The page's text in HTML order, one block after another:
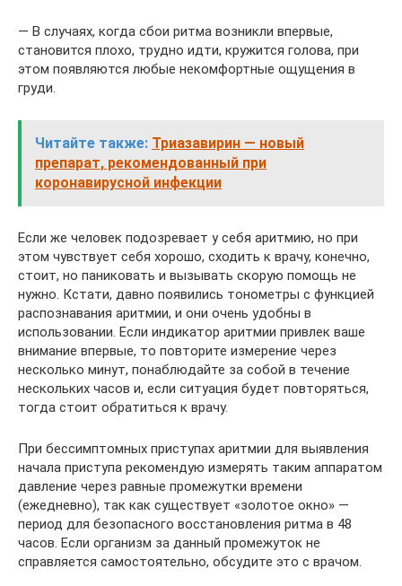
— В случаях, когда сбои ритма возникли впервые,
становится плохо, трудно идти, кружится голова, при
этом появляются любые некомфортные ощущения в
груди.
Читайте также: Триазавирин — новый
препарат, рекомендованный при
коронавирусной инфекции
Если же человек подозревает у себя аритмию, но при
этом чувствует себя хорошо, сходить к врачу, конечно,
стоит, но паниковать и вызывать скорую помощь не
нужно. Кстати, давно появились тонометры с функцией
распознавания аритмии, и они очень удобны в
использовании. Если индикатор аритмии привлек ваше
внимание впервые, то повторите измерение через
несколько минут, понаблюдайте за собой в течение
нескольких часов и, если ситуация будет повторяться,
тогда стоит обратиться к врачу.
При бессимптомных приступах аритмии для выявления
начала приступа рекомендую измерять таким аппаратом
давление через равные промежутки времени
(ежедневно), так как существует «золотое окно» —
период для безопасного восстановления ритма в 48
часов. Если организм за данный промежуток не
справляется самостоятельно, обсудите это с врачом.